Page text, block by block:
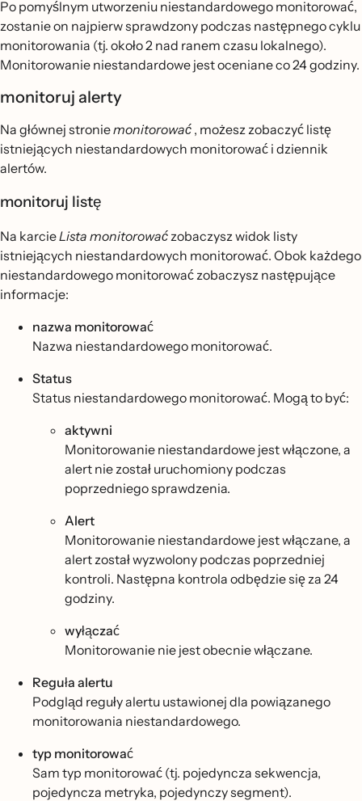
Po pomyślnym utworzeniu niestandardowego monitorować,
zostanie on najpierw sprawdzony podczas następnego cyklu
monitorowania (tj. około 2 nad ranem czasu lokalnego).
Monitorowanie niestandardowe jest oceniane co 24 godziny.
monitoruj alerty
Na głównej stroniemonitorować , możesz zobaczyć listę
istniejących niestandardowych monitorować i dziennik
alertów.
monitoruj listę
Na karcieLista monitorować zobaczysz widok listy
istniejących niestandardowych monitorować. Obok każdego
niestandardowego monitorować zobaczysz następujące
informacje:
nazwa monitorować
Nazwa niestandardowego monitorować.
Status
Status niestandardowego monitorować. Mogą to być:
aktywni
Monitorowanie niestandardowe jest włączone, a
alert nie został uruchomiony podczas
poprzedniego sprawdzenia.
Alert
Monitorowanie niestandardowe jest włączane, a
alert został wyzwolony podczas poprzedniej
kontroli. Następna kontrola odbędzie się za 24
godziny.
wyłączać
Monitorowanie nie jest obecnie włączane.
Reguła alertu
Podgląd reguły alertu ustawionej dla powiązanego
monitorowania niestandardowego.
typ monitorować
Sam typ monitorować (tj. pojedyncza sekwencja,
pojedyncza metryka, pojedynczy segment).